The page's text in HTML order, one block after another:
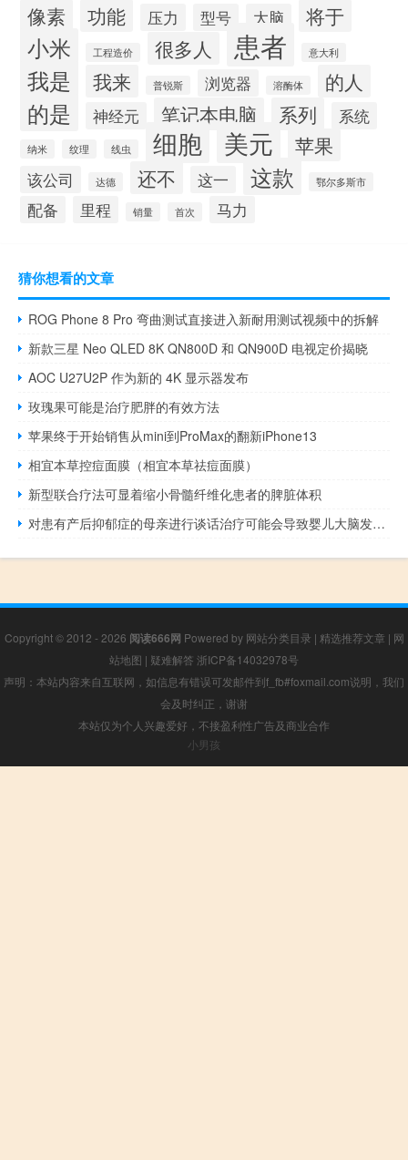
像素 功能 压力 型号 大脑 将于
小米 工程造价 很多人 患者 意大利
我是 我来 普锐斯 浏览器 溶酶体 的人
的是 神经元 笔记本电脑 系列 系统
纳米 纹理 线虫 细胞 美元 苹果
该公司 达德 还不 这一 这款 鄂尔多斯市
配备 里程 销量 首次 马力
猜你想看的文章
ROG Phone 8 Pro 弯曲测试直接进入新耐用测试视频中的拆解
新款三星 Neo QLED 8K QN800D 和 QN900D 电视定价揭晓
AOC U27U2P 作为新的 4K 显示器发布
玫瑰果可能是治疗肥胖的有效方法
苹果终于开始销售从mini到ProMax的翻新iPhone13
相宜本草控痘面膜（相宜本草祛痘面膜）
新型联合疗法可显着缩小骨髓纤维化患者的脾脏体积
对患有产后抑郁症的母亲进行谈话治疗可能会导致婴儿大脑发育的积极变化
Copyright © 2012 - 2026 阅读666网 Powered by 网站分类目录 | 精选推荐文章 | 网
站地图 | 疑难解答 浙ICP备14032978号
声明：本站内容来自互联网，如信息有错误可发邮件到f_fb#foxmail.com说明，我们
会及时纠正，谢谢
本站仅为个人兴趣爱好，不接盈利性广告及商业合作
小男孩